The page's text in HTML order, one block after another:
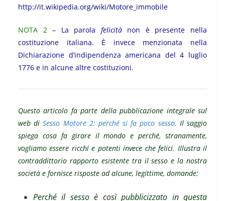
http://it.wikipedia.org/wiki/Motore_immobile
NOTA 2– La parola felicitànon è presente nella
costituzione italiana. È invece menzionata nella
Dichiarazione d’indipendenza americana del 4 luglio
1776 e in alcune altre costituzioni.
Questo articolo fa parte della pubblicazione integrale sul
web di Sesso Motore 2: perché si fa poco sesso. Il saggio
spiega cosa fa girare il mondo e perché, stranamente,
vogliamo essere ricchi e potenti invece che felici. Illustra il
contraddittorio rapporto esistente tra il sesso e la nostra
società e fornisce risposte ad alcune, legittime, domande:
Perché il sesso è così pubblicizzato in questa